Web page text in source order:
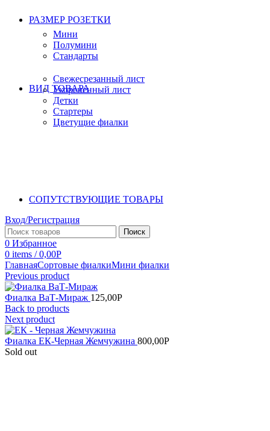
РАЗМЕР РОЗЕТКИ
Мини
Полумини
Стандарты
ВИД ТОВАРА
Свежесрезанный лист
Укорененный лист
Детки
Стартеры
Цветущие фиалки
СОПУТСТВУЮЩИЕ ТОВАРЫ
Вход/Регистрация
Поиск
0 Избранное
0 items / 0,00Р
ГлавнаяСортовые фиалкиМини фиалки
Previous product
Фиалка ВаТ-Мираж 125,00Р
Back to products
Next product
Фиалка ЕК-Черная Жемчужина 800,00Р
Sold out